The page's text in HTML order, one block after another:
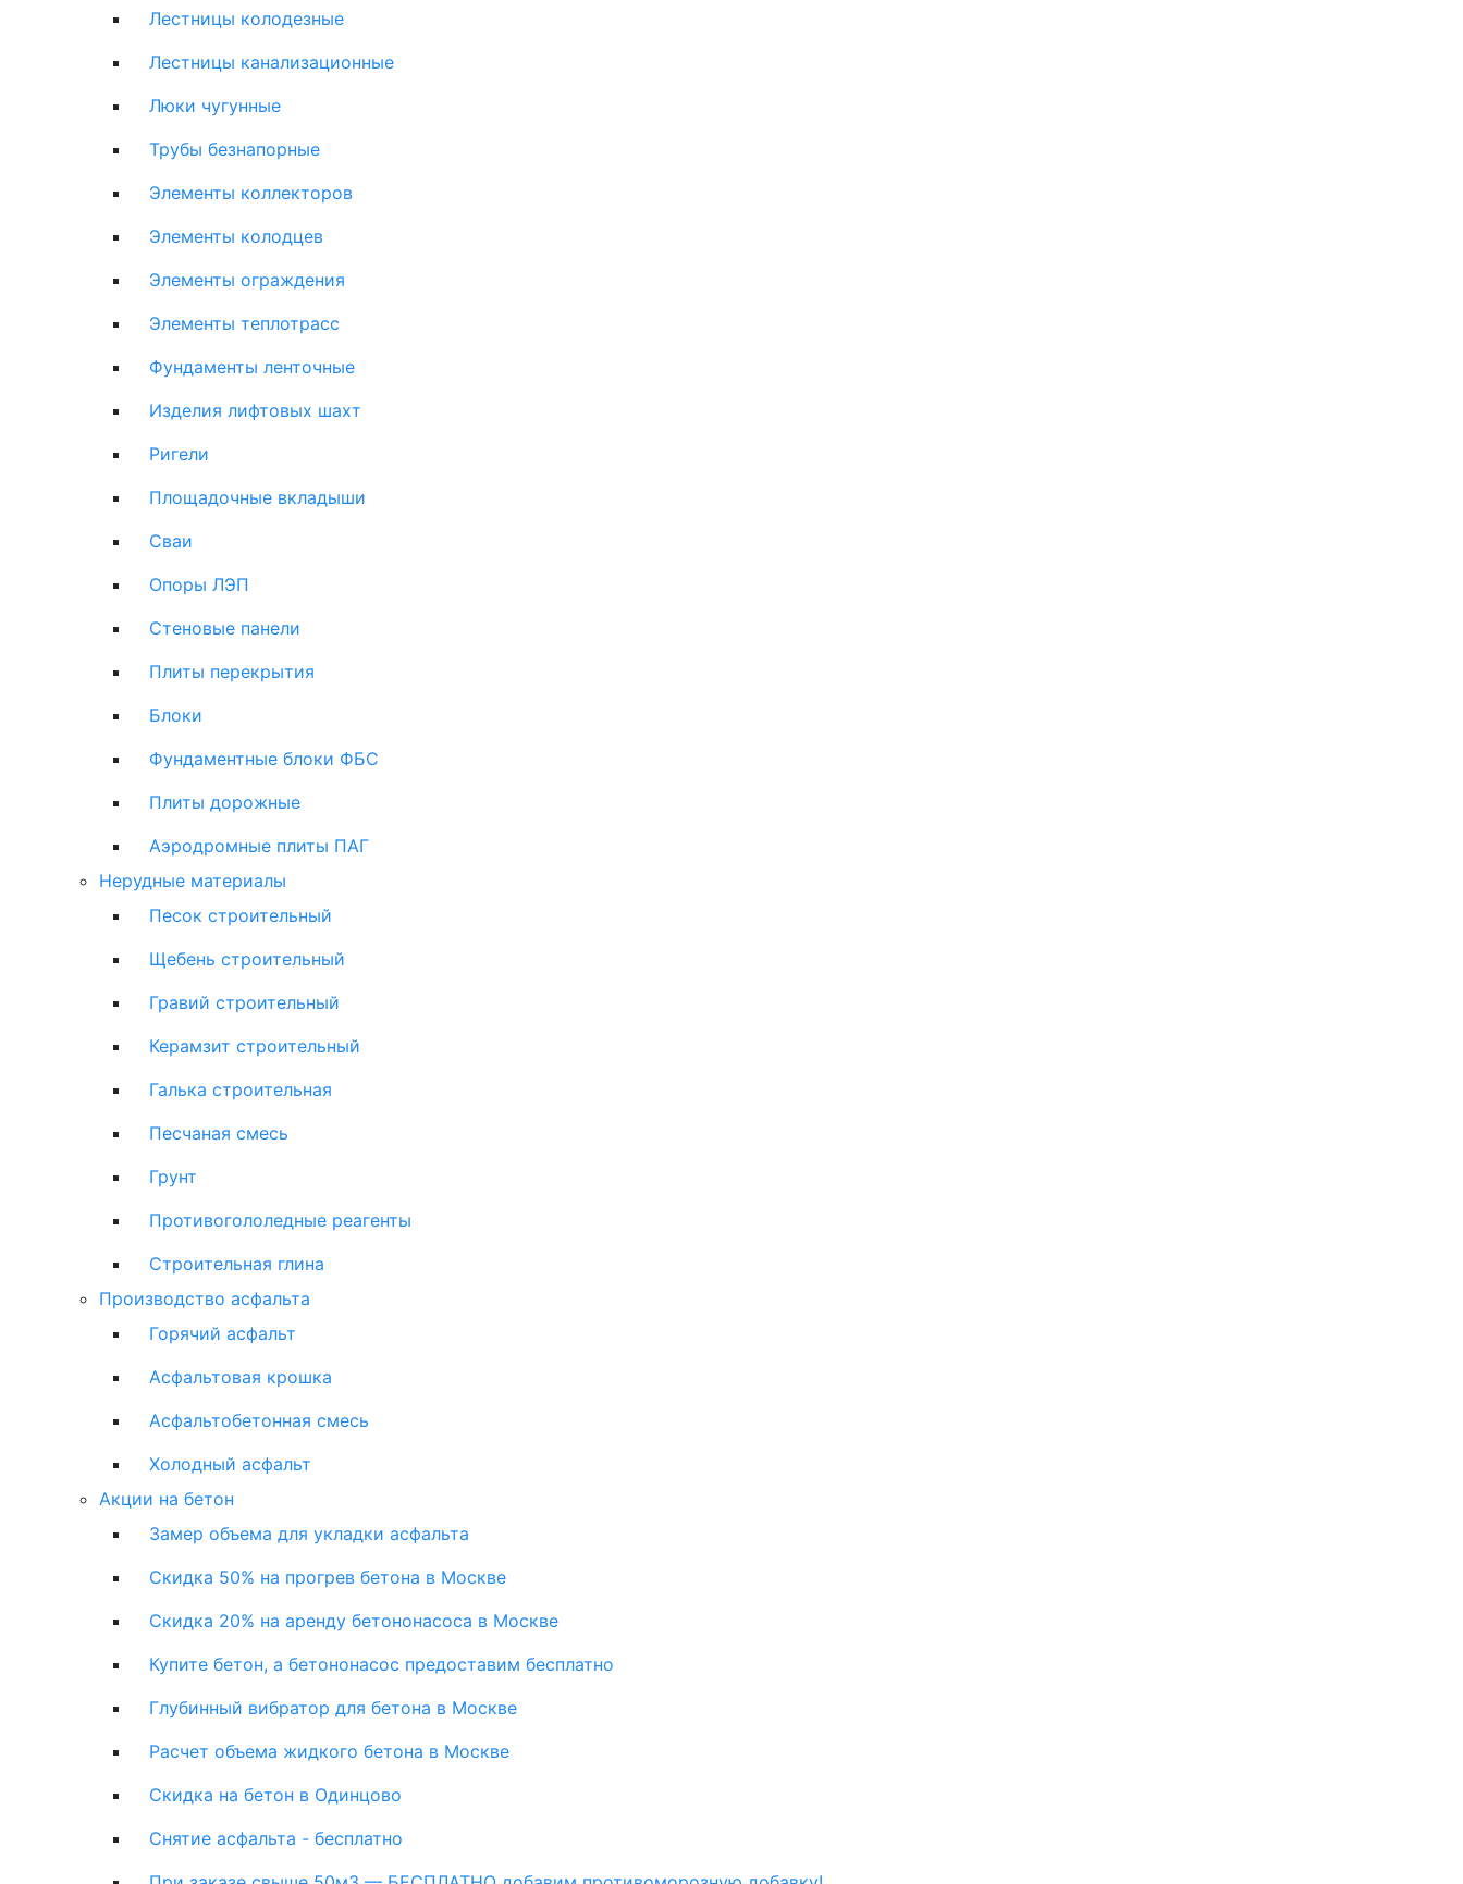
Лестницы колодезные
Лестницы канализационные
Люки чугунные
Трубы безнапорные
Элементы коллекторов
Элементы колодцев
Элементы ограждения
Элементы теплотрасс
Фундаменты ленточные
Изделия лифтовых шахт
Ригели
Площадочные вкладыши
Сваи
Опоры ЛЭП
Стеновые панели
Плиты перекрытия
Блоки
Фундаментные блоки ФБС
Плиты дорожные
Аэродромные плиты ПАГ
Нерудные материалы
Песок строительный
Щебень строительный
Гравий строительный
Керамзит строительный
Галька строительная
Песчаная смесь
Грунт
Противогололедные реагенты
Строительная глина
Производство асфальта
Горячий асфальт
Асфальтовая крошка
Асфальтобетонная смесь
Холодный асфальт
Акции на бетон
Замер объема для укладки асфальта
Скидка 50% на прогрев бетона в Москве
Скидка 20% на аренду бетононасоса в Москве
Купите бетон, а бетононасос предоставим бесплатно
Глубинный вибратор для бетона в Москве
Расчет объема жидкого бетона в Москве
Скидка на бетон в Одинцово
Снятие асфальта - бесплатно